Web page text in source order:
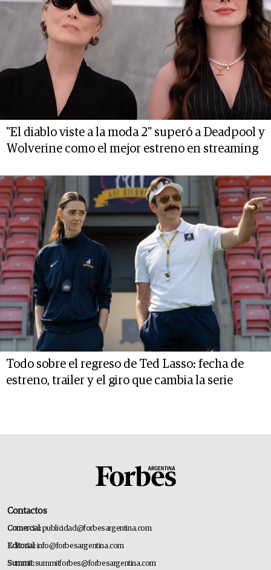
"El diablo viste a la moda 2" superó a Deadpool y
Wolverine como el mejor estreno en streaming
Todo sobre el regreso de Ted Lasso: fecha de
estreno, trailer y el giro que cambia la serie
Contactos
Comercial:publicidad@forbesargentina.com
Editorial:info@forbesargentina.com
Summit:summitforbes@forbesargentina.com